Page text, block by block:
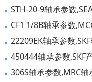
STH-20-9轴承参数
CF1 1/8B轴承参数
22209EK轴承参数
450444轴承参数,SKF
306S轴承参数,MRC轴